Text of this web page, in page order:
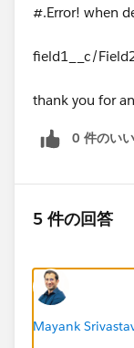
#.Error! when
field1__c/
thank you for
0 件のい
5 件の回答
Mayank